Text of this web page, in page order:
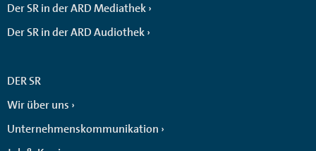
Der SR in der ARD Mediathek
Der SR in der ARD Audiothek
DER SR
Wir über uns
Unternehmenskommunikation